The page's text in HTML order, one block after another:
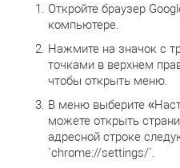
Откройте браузер
компьютере.
Нажмите на значок с
точками в верхнем
чтобы открыть меню.
В меню выберите
можете открыть
адресной строке
`chrome://settings/`.